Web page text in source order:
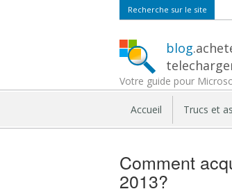
Recherche sur le site
blog
Votre guide pour
Accueil Trucs et
Comment
2013?